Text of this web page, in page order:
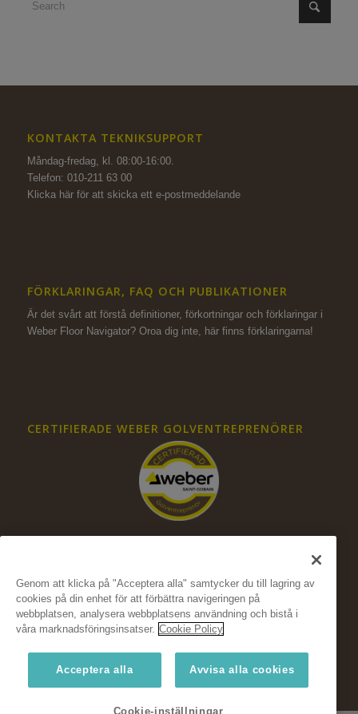
KONTAKTA TEKNIKSUPPORT
Måndag-fredag, kl. 08:00-16:00.
Telefon: 010-211 63 00
Klicka här för att skicka ett e-postmeddelande
FÖRKLARINGAR, FAQ OCH PUBLIKATIONER
Är det svårt att förstå definitioner, förkortningar och förklaringar i
Weber Floor Navigator? Oroa dig inte, här finns förklaringarna!
CERTIFIERADE WEBER GOLVENTREPRENÖRER
FÖLJ OSS PÅ SOCIALA MEDIER
Genom att klicka på "Acceptera alla" samtycker du till lagring av
cookies på din enhet för att förbättra navigeringen på
webbplatsen, analysera webbplatsens användning och bistå i
våra marknadsföringsinsatser. Cookie Policy
Acceptera alla Avvisa alla cookies
Cookie-inställningar